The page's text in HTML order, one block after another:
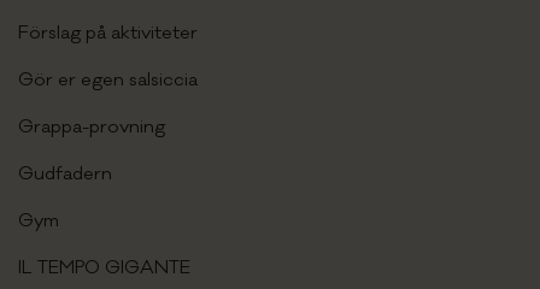
Förslag på aktiviteter
Gör er egen salsiccia
Grappa-provning
Gudfadern
Gym
IL TEMPO GIGANTE